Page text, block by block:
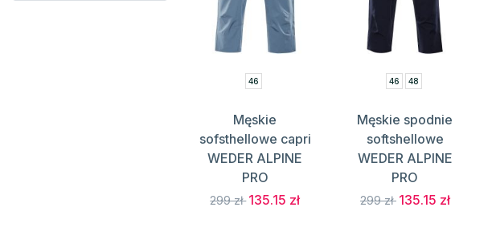
46
Męskie
sofsthellowe capri
WEDER ALPINE
PRO
299 zł 135.15 zł
46 48
Męskie spodnie
softshellowe
WEDER ALPINE
PRO
299 zł 135.15 zł